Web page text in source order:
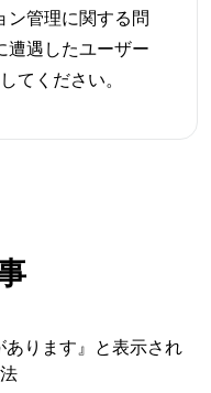
ン管理に関する問
遭遇したユーザー
てください。
あります』と表示され